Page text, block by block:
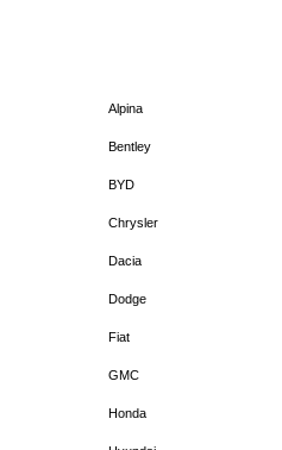
Alpina
Bentley
BYD
Chrysler
Dacia
Dodge
Fiat
GMC
Honda